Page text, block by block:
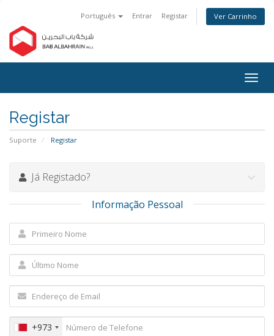
Português Entrar Registar Ver Carrinho
Registar
Suporte Registar
Já Registado?
Informação Pessoal
+973